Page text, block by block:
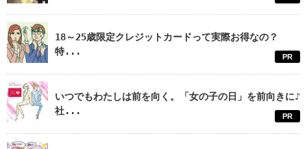
18～25歳限定クレジットカードって実際お得なの？
特...
PR
いつでもわたしは前を向く。「女の子の日」を前向きに♪
社...
PR